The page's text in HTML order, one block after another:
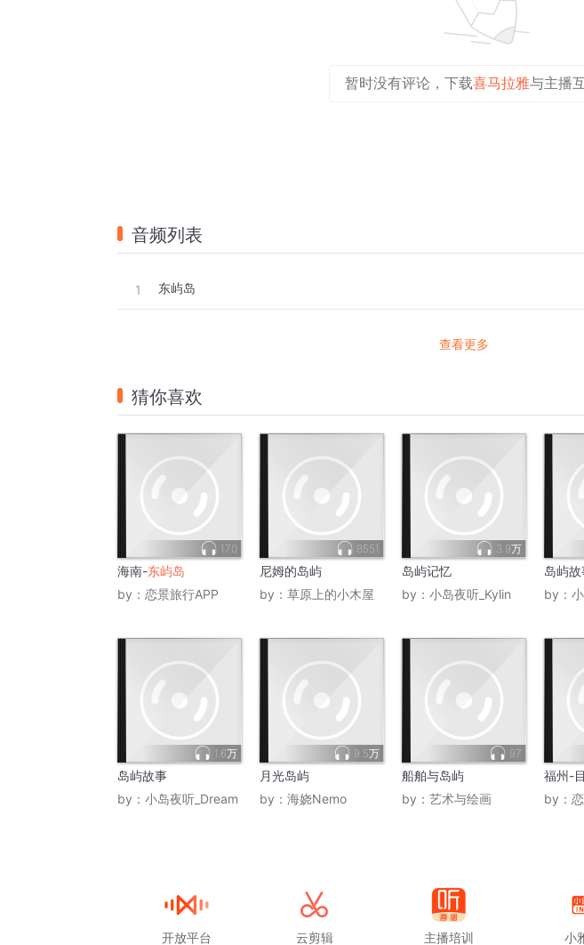
暂时没有评论，下载喜马拉雅与主播
音频列表
1 东屿岛
查看更多
猜你喜欢
170
海南-东屿岛
by： 恋景旅行APP
8551
尼姆的岛屿
by： 草原上的小木屋
3.9万
岛屿记忆
by： 小岛夜听_Kylin
岛屿故
by：
1.6万
岛屿故事
by： 小岛夜听_Dream
9.5万
月光岛屿
by： 海娆Nemo
97
船舶与岛屿
by： 艺术与绘画
福州-
by：
开放平台 云剪辑 主播培训 小